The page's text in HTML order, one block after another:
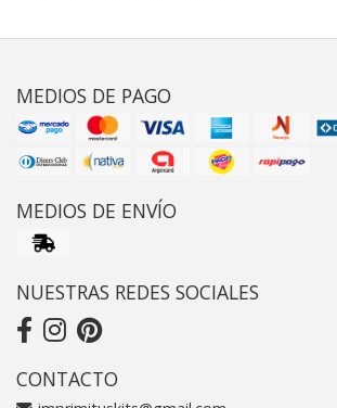
MEDIOS DE PAGO
MEDIOS DE ENVÍO
NUESTRAS REDES SOCIALES
CONTACTO